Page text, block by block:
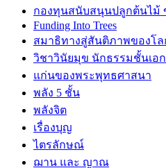
กองทุนสนับสนุนปลูกต้นไม้
Funding Into Trees
สมาธิทางสู่สันติภาพของโล
วิชาวินัยมุข นักธรรมชั้นเอก
แก่นของพระพุทธศาสนา
พลัง 5 ชั้น
พลังจิต
เรื่องบุญ
ไตรลักษณ์
ฌาน และ ญาณ